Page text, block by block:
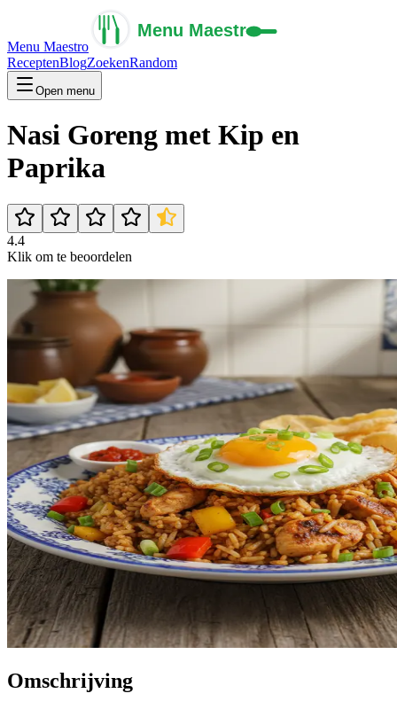
Menu Maestro
ReceptenBlogZoekenRandom
Open menu
Nasi Goreng met Kip en
Paprika
4.4
Klik om te beoordelen
Omschrijving